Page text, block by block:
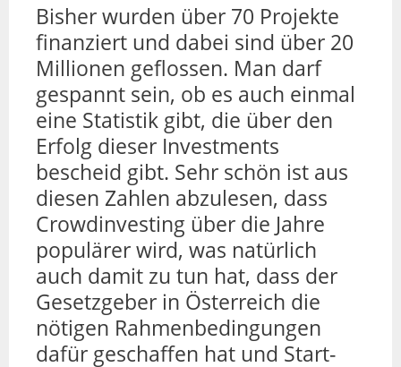
Bisher wurden über 70 Projekte
finanziert und dabei sind über 20
Millionen geflossen. Man darf
gespannt sein, ob es auch einmal
eine Statistik gibt, die über den
Erfolg dieser Investments
bescheid gibt. Sehr schön ist aus
diesen Zahlen abzulesen, dass
Crowdinvesting über die Jahre
populärer wird, was natürlich
auch damit zu tun hat, dass der
Gesetzgeber in Österreich die
nötigen Rahmenbedingungen
dafür geschaffen hat und Start-